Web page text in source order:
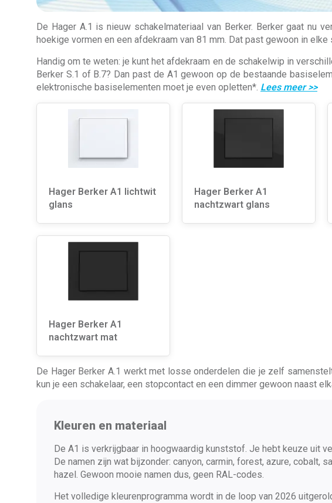
De Hager A.1 is nieuw schakelmateriaal van Berker. Berker gaat nu
hoekige vormen en een afdekraam van 81 mm. Dat past gewoon in
Handig om te weten: je kunt het afdekraam en de schakelwip in
Berker S.1 of B.7? Dan past de A1 gewoon op de bestaande
elektronische basiselementen moet je even opletten*. Lees meer>>
Hager Berker A1 lichtwit
glans
Hager Berker A1
nachtzwart glans
Hager Berker A1
nachtzwart mat
De Hager Berker A.1 werkt met losse onderdelen die je zelf
kun je een schakelaar, een stopcontact en een dimmer gewoon naast
Kleuren en materiaal
De A1 is verkrijgbaar in hoogwaardig kunststof. Je hebt keuze uit
De namen zijn wat bijzonder: canyon, carmin, forest, azure, cobalt,
hazel. Gewoon mooie namen dus, geen RAL-codes.
Het volledige kleurenprogramma wordt in de loop van 2026